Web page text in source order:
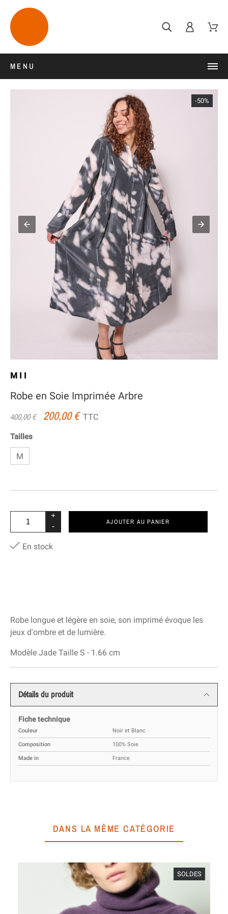
MENU
-50%
MII
Robe en Soie Imprimée Arbre
400,00 € 200,00 €TTC
Tailles
M
+
-
AJOUTER AU PANIER
En stock
Robe longue et légère en soie, son imprimé évoque les
jeux d'ombre et de lumière.
Modèle Jade Taille S - 1.66 cm
Détails du produit
Fiche technique
Couleur Noir et Blanc
Composition 100% Soie
Made in France
DANS LA MÊME CATÉGORIE
SOLDES